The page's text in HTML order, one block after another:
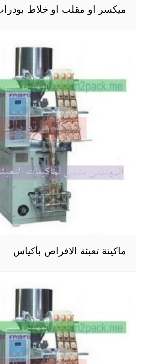
ميكسر او مقلب او خلاط
ماكينة تعبئة الاقراص بأكياس